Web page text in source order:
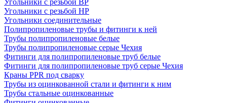
Угольники с резьбой НР
Угольники соединительные
Полипропиленовые трубы и фитинги к ней
Трубы полипропиленовые белые
Трубы полипропиленовые серые Чехия
Фитинги для полипропиленовые труб белые
Фитинги для полипропиленовые труб серые Чехия
Краны PPR под сварку
Трубы из оцинкованной стали и фитинги к ним
Трубы стальные оцинкованные